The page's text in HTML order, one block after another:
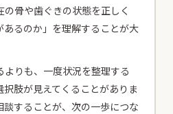
骨や歯ぐきの状態を正しく
あるのか」を理解することが大
りも、一度状況を整理する
択肢が見えてくることがありま
することが、次の一歩につな